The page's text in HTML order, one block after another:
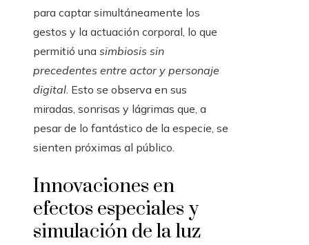
para captar simultáneamente los
gestos y la actuación corporal, lo que
permitió una simbiosis sin
precedentes entre actor y personaje
digital. Esto se observa en sus
miradas, sonrisas y lágrimas que, a
pesar de lo fantástico de la especie, se
sienten próximas al público.
Innovaciones en
efectos especiales y
simulación de la luz